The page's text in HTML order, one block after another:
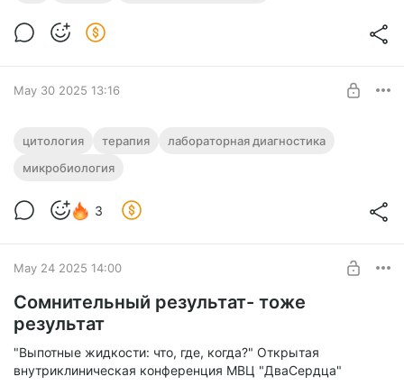
ветеринарии»
Сертификат
May 30 2025 13:16
3-й Цитологический конгресс "Северной
Столицы"
Сертификат
Post is available after purchase
цитология терапия
лабораторная диагностика
микробиология
3
May 24 2025 14:00
Сомнительный результат- тоже
результат
"Выпотные жидкости: что, где, когда?" Открытая
внутриклиническая конференция МВЦ "ДваСердца"